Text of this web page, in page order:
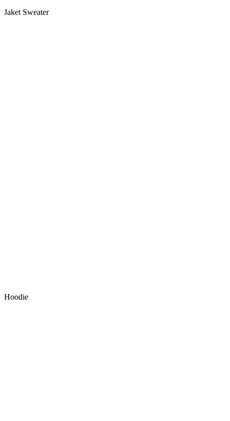
Jaket Sweater
Hoodie